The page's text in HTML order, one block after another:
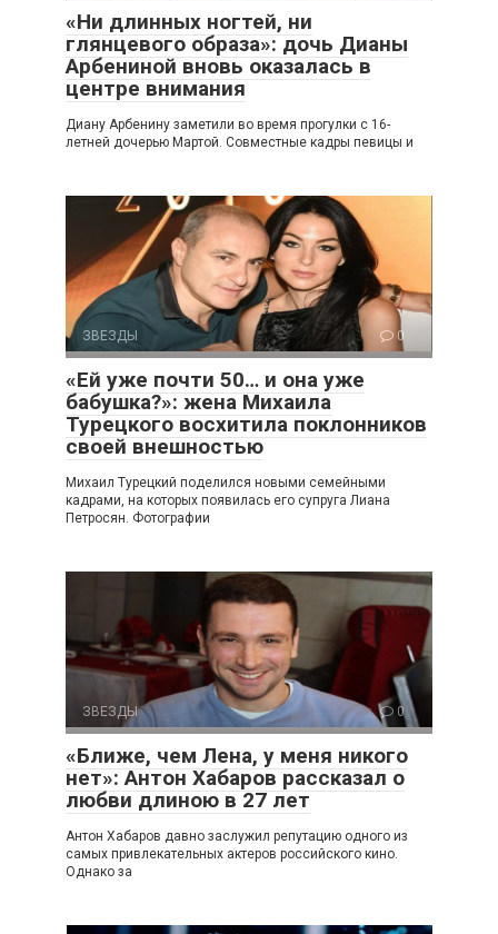
«Ни длинных ногтей, ни
глянцевого образа»: дочь Дианы
Арбениной вновь оказалась в
центре внимания
Диану Арбенину заметили во время прогулки с 16-
летней дочерью Мартой. Совместные кадры певицы и
ЗВЕЗДЫ 0
«Ей уже почти 50… и она уже
бабушка?»: жена Михаила
Турецкого восхитила поклонников
своей внешностью
Михаил Турецкий поделился новыми семейными
кадрами, на которых появилась его супруга Лиана
Петросян. Фотографии
ЗВЕЗДЫ 0
«Ближе, чем Лена, у меня никого
нет»: Антон Хабаров рассказал о
любви длиною в 27 лет
Антон Хабаров давно заслужил репутацию одного из
самых привлекательных актеров российского кино.
Однако за